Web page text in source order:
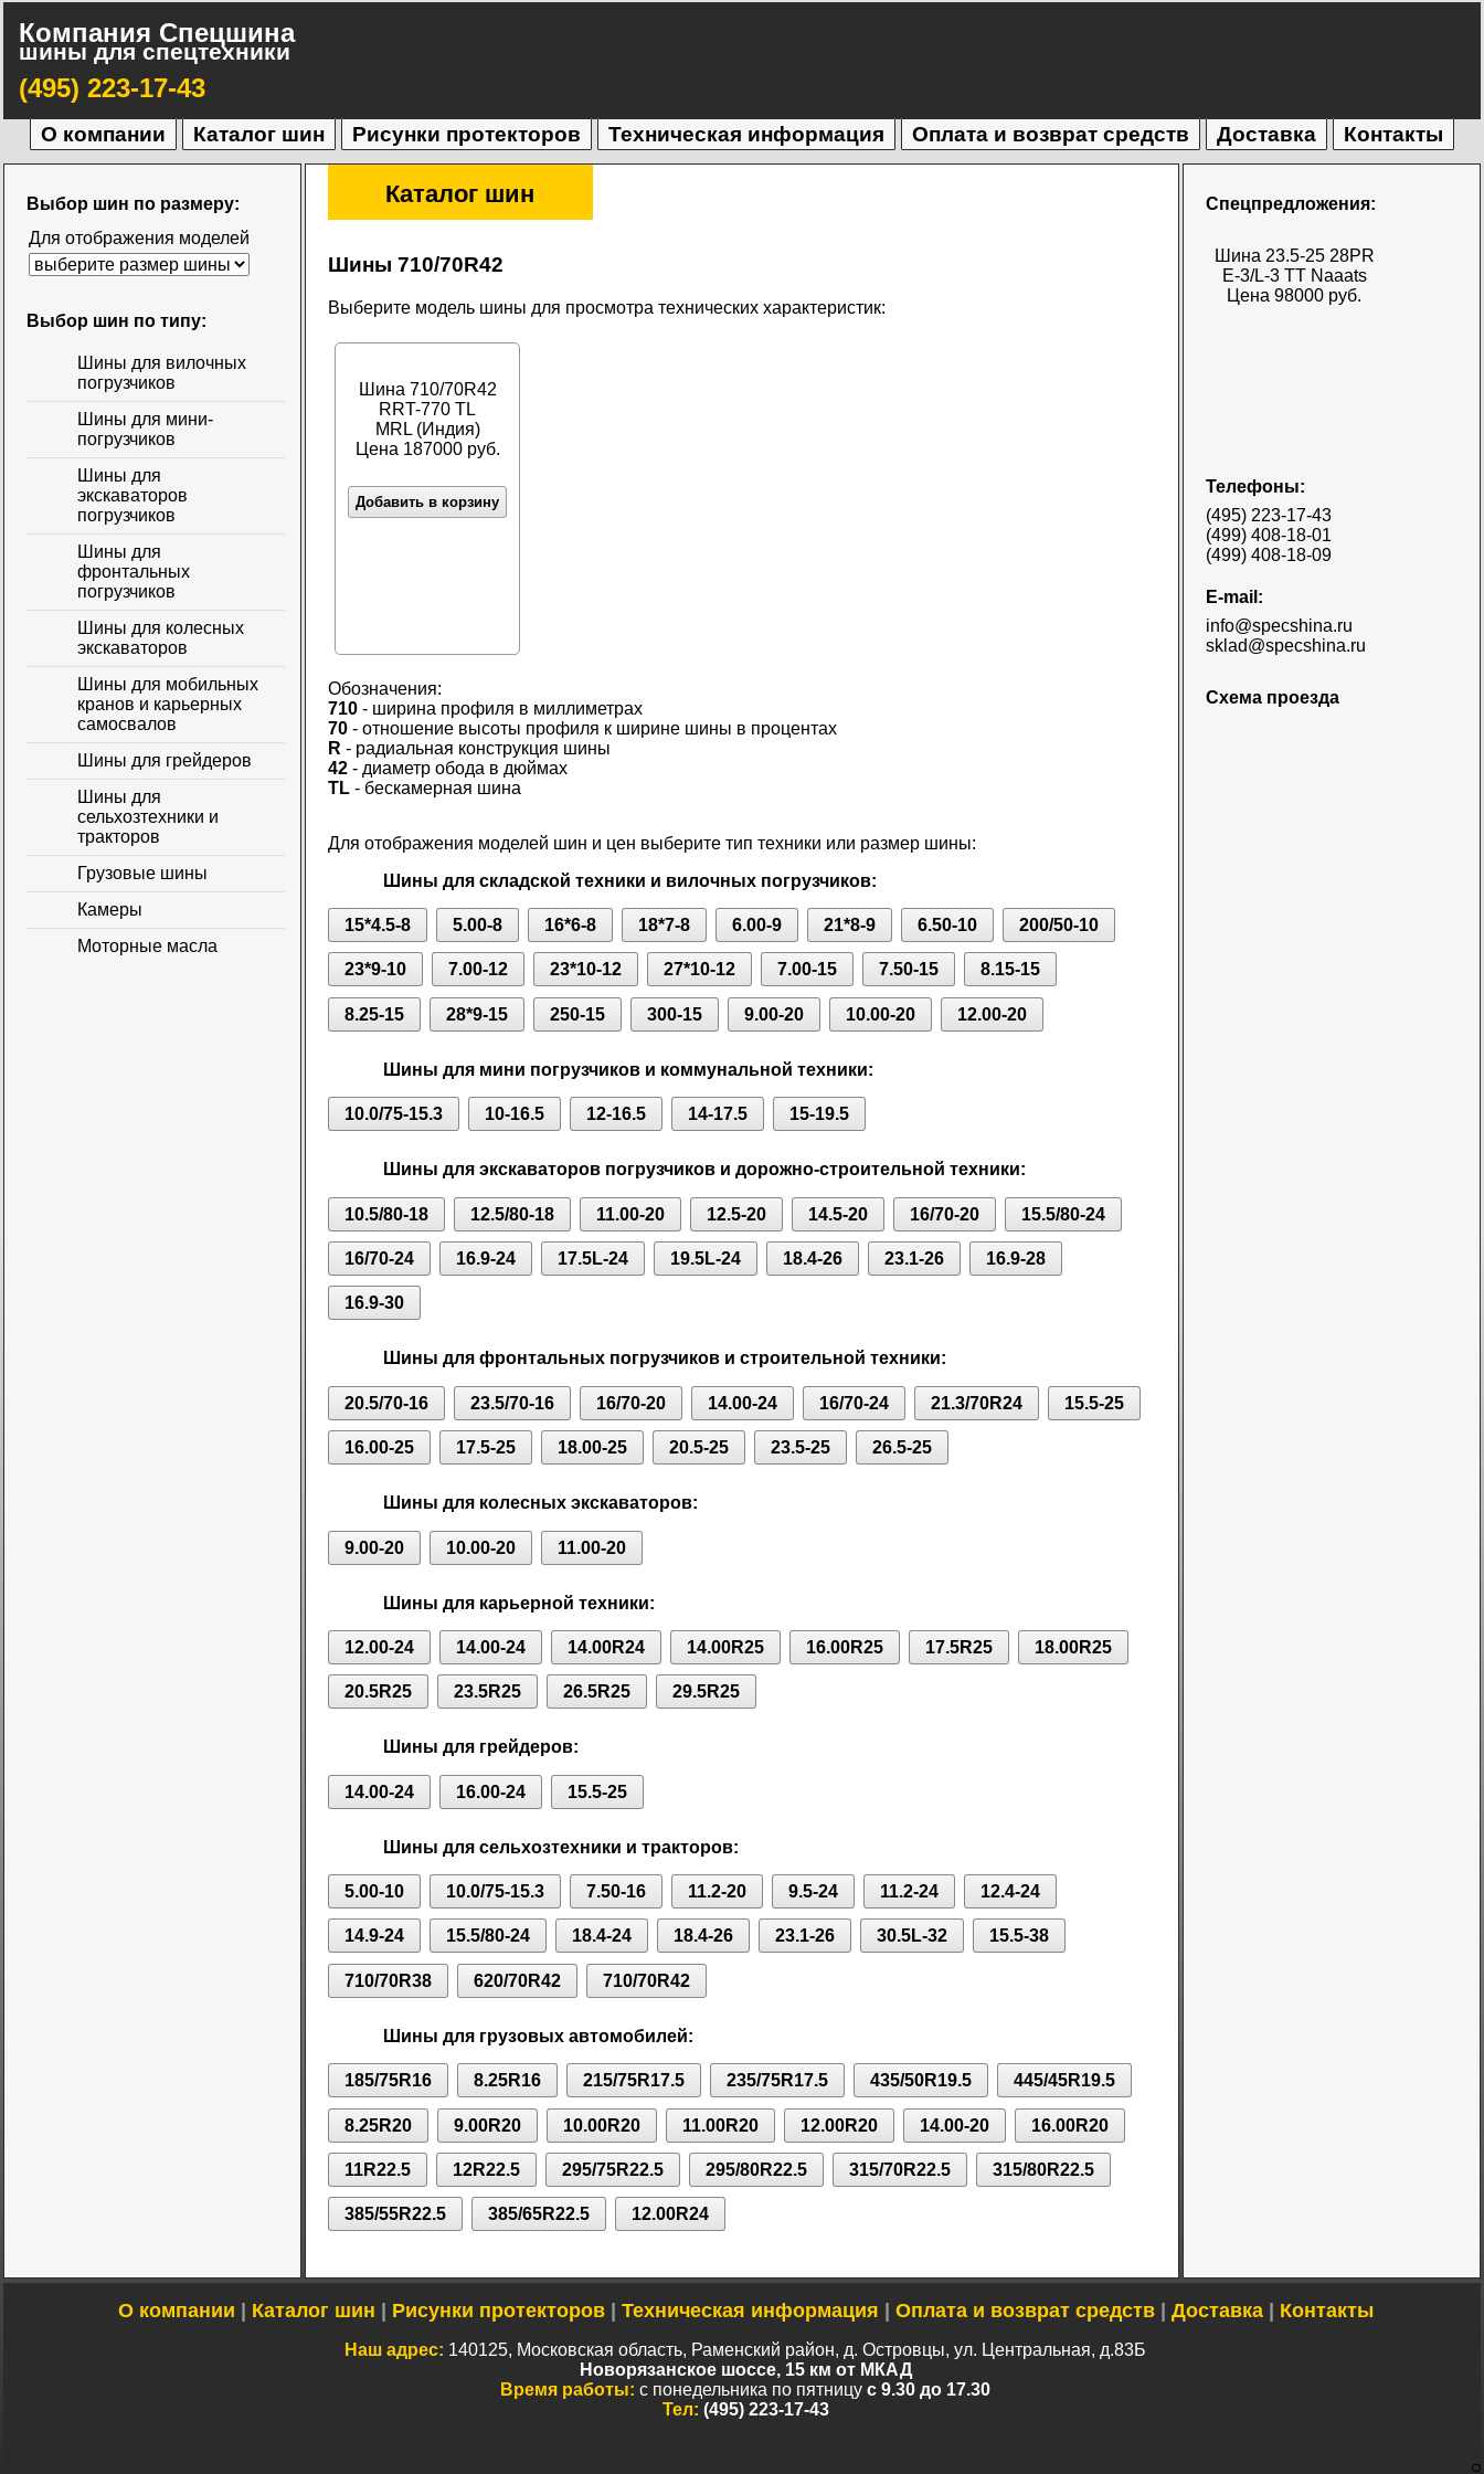
Компания Спецшина
шины для спецтехники
(495) 223-17-43
О компании Каталог шин Рисунки протекторов Техническая информация Оплата и возврат средств Доставка Контакты
Каталог шин
Шины 710/70R42
Выберите модель шины для просмотра технических характеристик:
Шина 710/70R42
RRT-770 TL
MRL (Индия)
Цена 187000 руб.
Добавить в корзину
Обозначения:
710- ширина профиля в миллиметрах
70- отношение высоты профиля к ширине шины в процентах
R - радиальная конструкция шины
42- диаметр обода в дюймах
TL- бескамерная шина
Для отображения моделей шин и цен выберите тип техники или размер шины:
Шины для складской техники и вилочных погрузчиков:
15*4.5-8 5.00-8 16*6-8 18*7-8 6.00-9 21*8-9 6.50-10 200/50-10
23*9-10 7.00-12 23*10-12 27*10-12 7.00-15 7.50-15 8.15-15
8.25-15 28*9-15 250-15 300-15 9.00-20 10.00-20 12.00-20
Шины для мини погрузчиков и коммунальной техники:
10.0/75-15.3 10-16.5 12-16.5 14-17.5 15-19.5
Шины для экскаваторов погрузчиков и дорожно-строительной техники:
10.5/80-18 12.5/80-18 11.00-20 12.5-20 14.5-20 16/70-20 15.5/80-24
16/70-24 16.9-24 17.5L-24 19.5L-24 18.4-26 23.1-26 16.9-28
16.9-30
Шины для фронтальных погрузчиков и строительной техники:
20.5/70-16 23.5/70-16 16/70-20 14.00-24 16/70-24 21.3/70R24 15.5-25
16.00-25 17.5-25 18.00-25 20.5-25 23.5-25 26.5-25
Шины для колесных экскаваторов:
9.00-20 10.00-20 11.00-20
Шины для карьерной техники:
12.00-24 14.00-24 14.00R24 14.00R25 16.00R25 17.5R25 18.00R25
20.5R25 23.5R25 26.5R25 29.5R25
Шины для грейдеров:
14.00-24 16.00-24 15.5-25
Шины для сельхозтехники и тракторов:
5.00-10 10.0/75-15.3 7.50-16 11.2-20 9.5-24 11.2-24 12.4-24
14.9-24 15.5/80-24 18.4-24 18.4-26 23.1-26 30.5L-32 15.5-38
710/70R38 620/70R42 710/70R42
Шины для грузовых автомобилей:
185/75R16 8.25R16 215/75R17.5 235/75R17.5 435/50R19.5 445/45R19.5
8.25R20 9.00R20 10.00R20 11.00R20 12.00R20 14.00-20 16.00R20
11R22.5 12R22.5 295/75R22.5 295/80R22.5 315/70R22.5 315/80R22.5
385/55R22.5 385/65R22.5 12.00R24
Спецпредложения:
Шина 23.5-25 28PR
E-3/L-3 TT Naaats
Цена 98000 руб.
Шина 17.5-25 28PR
E-3/L-3 TT Naaats
Цена 48000 руб.
Шина 18.4-26 12PR
Телефоны:
(495) 223-17-43
(499) 408-18-01
(499) 408-18-09
E-mail:
info@specshina.ru
sklad@specshina.ru
Схема проезда
Выбор шин по размеру:
Для отображения моделей
Выбор шин по типу:
Шины для вилочных
погрузчиков
Шины для мини-
погрузчиков
Шины для
экскаваторов
погрузчиков
Шины для
фронтальных
погрузчиков
Шины для колесных
экскаваторов
Шины для мобильных
кранов и карьерных
самосвалов
Шины для грейдеров
Шины для
сельхозтехники и
тракторов
Грузовые шины
Камеры
Моторные масла
О компании | Каталог шин | Рисунки протекторов| Техническая информация | Оплата и возврат средств| Доставка| Контакты
Наш адрес: 140125, Московская область, Раменский район, д. Островцы, ул. Центральная, д.83Б
Новорязанское шоссе, 15 км от МКАД
Время работы: с понедельника по пятницу с 9.30 до 17.30
Тел: (495) 223-17-43